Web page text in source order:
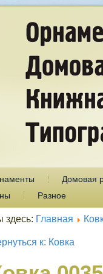
Домовая
Разное
здесь: Главная
к: Ковка